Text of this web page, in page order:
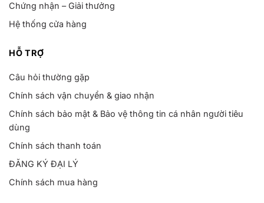
Chứng nhận – Giải thưởng
Hệ thống cửa hàng
HỖ TRỢ
Câu hỏi thường gặp
Chính sách vận chuyển & giao nhận
Chính sách bảo mật & Bảo vệ thông tin cá nhân người tiêu
dùng
Chính sách thanh toán
ĐĂNG KÝ ĐẠI LÝ
Chính sách mua hàng